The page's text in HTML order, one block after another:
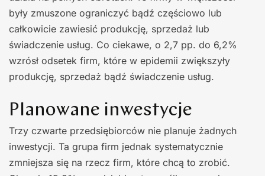
były zmuszone ograniczyć bądź częściowo lub
całkowicie zawiesić produkcję, sprzedaż lub
świadczenie usług. Co ciekawe, o 2,7 pp. do 6,2%
wzrósł odsetek firm, które w epidemii zwiększyły
produkcję, sprzedaż bądź świadczenie usług.
Planowane inwestycje
Trzy czwarte przedsiębiorców nie planuje żadnych
inwestycji. Ta grupa firm jednak systematycznie
zmniejsza się na rzecz firm, które chcą to zrobić.